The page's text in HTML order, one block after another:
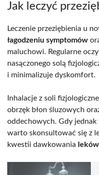
Jak leczyć
Leczenie przeziębienia u
łagodzeniu symptomów
maluchowi. Regularne
nasączonego solą
i minimalizuje dyskomfort.
Inhalacje z soli
obrzęk błon śluzowych
oddechowych. Gdy jednak
warto skonsultować się z
kwestii dawkowania